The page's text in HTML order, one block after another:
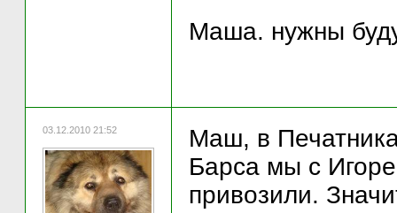
Маша. нужны
03.12.2010 21:52
Маш, в
Барса мы с
привозили.